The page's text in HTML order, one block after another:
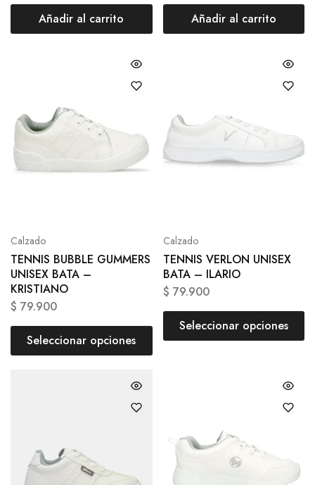
Añadir al carrito Añadir al carrito
Calzado
TENNIS BUBBLE GUMMERS
UNISEX BATA –
KRISTIANO
$ 79.900
Seleccionar opciones
Calzado
TENNIS VERLON UNISEX
BATA – ILARIO
$ 79.900
Seleccionar opciones